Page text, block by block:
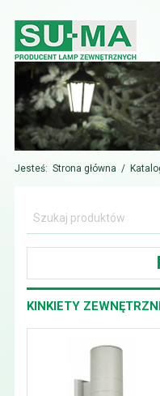
Jesteś: Strona główna /
KINKIETY